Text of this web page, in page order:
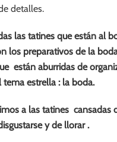
detalles.
las tatines que están al
los preparativos de la
están aburridas de
estrella : la boda.
a las tatines cansadas
y de llorar .